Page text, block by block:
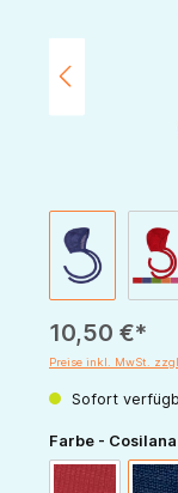
10,50 €*
Preise inkl. MwSt.
Sofort
Farbe - Cosilana